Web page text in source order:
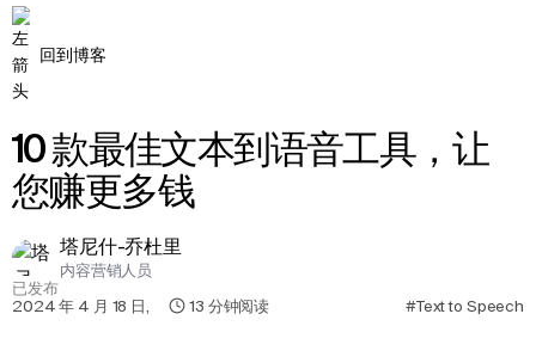
回到博客
10 款最佳文本到语音工具，让
您赚更多钱
塔尼什-乔杜里
内容营销人员
已发布
2024 年 4 月 18 日, 13 分钟阅读 #Text to Speech